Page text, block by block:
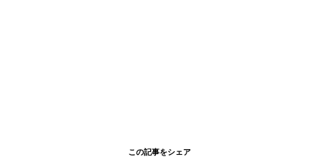
この記事をシェア